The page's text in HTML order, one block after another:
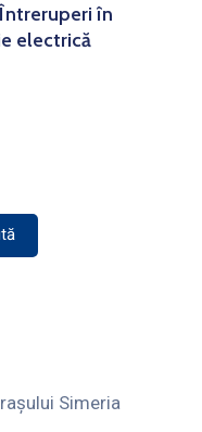
Întreruperi în
electrică
Simeria